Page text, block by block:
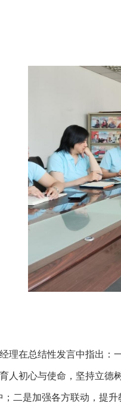
理在总结性发言中指出：
人初心与使命，坚持立德
二是加强各方联动，提